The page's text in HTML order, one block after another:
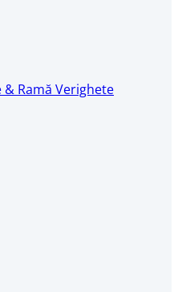
& Ramă Verighete